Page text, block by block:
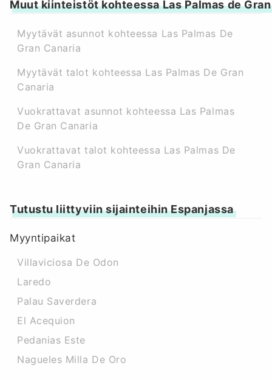
Muut kiinteistöt kohteessa Las Palmas de
Myytävät asunnot kohteessa Las Palmas De
Gran Canaria
Myytävät talot kohteessa Las Palmas De Gran
Canaria
Vuokrattavat asunnot kohteessa Las Palmas
De Gran Canaria
Vuokrattavat talot kohteessa Las Palmas De
Gran Canaria
Tutustu liittyviin sijainteihin Espanjassa
Myyntipaikat
Villaviciosa De Odon
Laredo
Palau Saverdera
El Acequion
Pedanias Este
Nagueles Milla De Oro